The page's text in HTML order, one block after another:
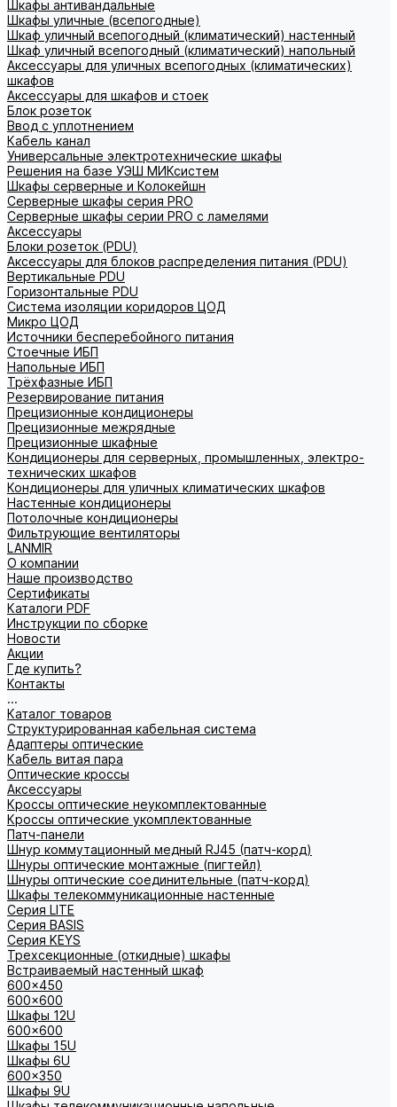
Шкафы антивандальные
Шкафы уличные (всепогодные)
Шкаф уличный всепогодный (климатический) настенный
Шкаф уличный всепогодный (климатический) напольный
Аксессуары для уличных всепогодных (климатических)
шкафов
Аксессуары для шкафов и стоек
Блок розеток
Ввод с уплотнением
Кабель канал
Универсальные электротехнические шкафы
Решения на базе УЭШ МИКсистем
Шкафы серверные и Колокейшн
Серверные шкафы серия PRO
Серверные шкафы серии PRO с ламелями
Аксессуары
Блоки розеток (PDU)
Аксессуары для блоков распределения питания (PDU)
Вертикальные PDU
Горизонтальные PDU
Система изоляции коридоров ЦОД
Микро ЦОД
Источники бесперебойного питания
Стоечные ИБП
Напольные ИБП
Трёхфазные ИБП
Резервирование питания
Прецизионные кондиционеры
Прецизионные межрядные
Прецизионные шкафные
Кондиционеры для серверных, промышленных, электро-
технических шкафов
Кондиционеры для уличных климатических шкафов
Настенные кондиционеры
Потолочные кондиционеры
Фильтрующие вентиляторы
LANMIR
О компании
Наше производство
Сертификаты
Каталоги PDF
Инструкции по сборке
Новости
Акции
Где купить?
Контакты
...
Каталог товаров
Структурированная кабельная система
Адаптеры оптические
Кабель витая пара
Оптические кроссы
Аксессуары
Кроссы оптические неукомплектованные
Кроссы оптические укомплектованные
Патч-панели
Шнур коммутационный медный RJ45 (патч-корд)
Шнуры оптические монтажные (пигтейл)
Шнуры оптические соединительные (патч-корд)
Шкафы телекоммуникационные настенные
Cерия LITE
Cерия BASIS
Cерия KEYS
Трехсекционные (откидные) шкафы
Встраиваемый настенный шкаф
600x450
600x600
Шкафы 12U
600x600
Шкафы 15U
Шкафы 6U
600x350
Шкафы 9U